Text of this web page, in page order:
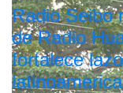
Radio Seibo
de Radio
fortalece